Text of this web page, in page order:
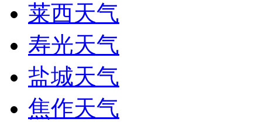
莱西天气
寿光天气
盐城天气
焦作天气